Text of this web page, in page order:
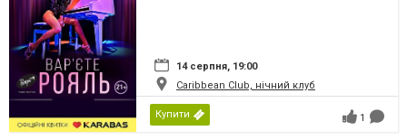
14 серпня, 19:00
Caribbean Club, нічний клуб
Купити 1